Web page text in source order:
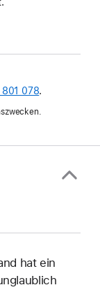
078.
hat ein